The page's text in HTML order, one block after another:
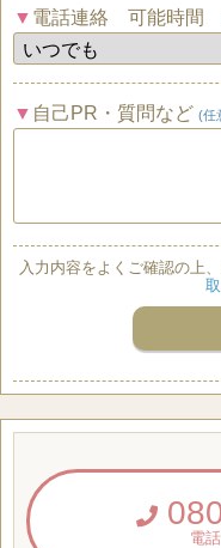
電話連絡 可能時間
自己PR・質問など (任
入力内容をよくご確認の上
電